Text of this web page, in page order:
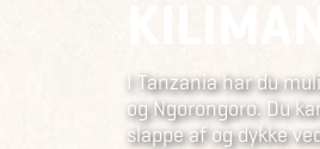
I Tanzania har du
og Ngorongoro. Du
slappe af og dykke